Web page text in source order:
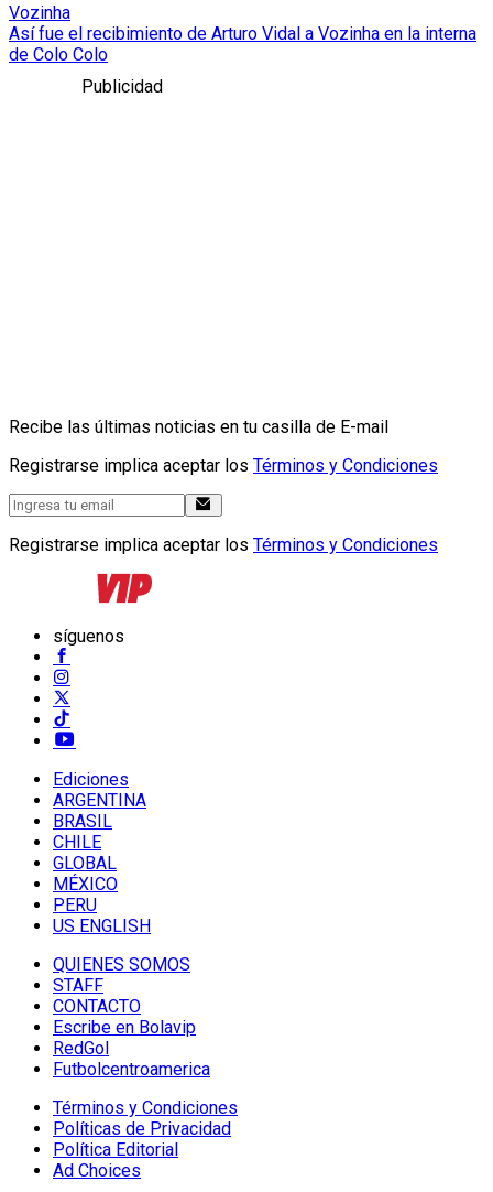
Vozinha
Así fue el recibimiento de Arturo Vidal a Vozinha en la interna
de Colo Colo
Publicidad
Recibe las últimas noticias en tu casilla de E-mail
Registrarse implica aceptar los Términos y Condiciones
Registrarse implica aceptar los Términos y Condiciones
síguenos
Ediciones
ARGENTINA
BRASIL
CHILE
GLOBAL
MÉXICO
PERU
US ENGLISH
QUIENES SOMOS
STAFF
CONTACTO
Escribe en Bolavip
RedGol
Futbolcentroamerica
Términos y Condiciones
Políticas de Privacidad
Política Editorial
Ad Choices